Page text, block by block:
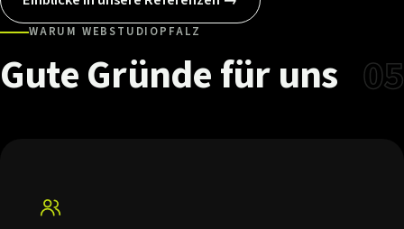
WARUM WEBSTUDIOPFALZ
GuteGründefüruns 05